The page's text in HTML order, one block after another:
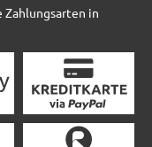
*
Zahlungsarten in